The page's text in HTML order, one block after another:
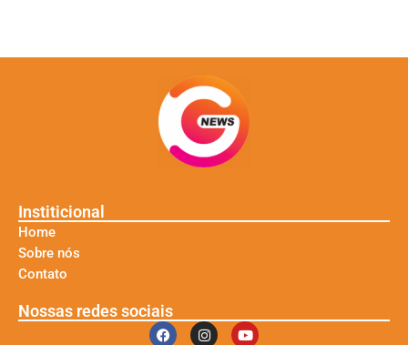
Institicional
Home
Sobre nós
Contato
Nossas redes sociais